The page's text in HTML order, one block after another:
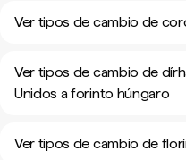
Ver tipos de cambio de
Ver tipos de cambio de
Unidos a forinto húngaro
Ver tipos de cambio de